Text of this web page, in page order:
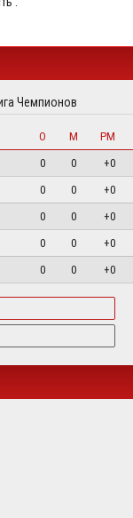
Чемпионов
О М
РМ
0 0
+0
0 0
+0
0 0
+0
0 0
+0
0 0 +0